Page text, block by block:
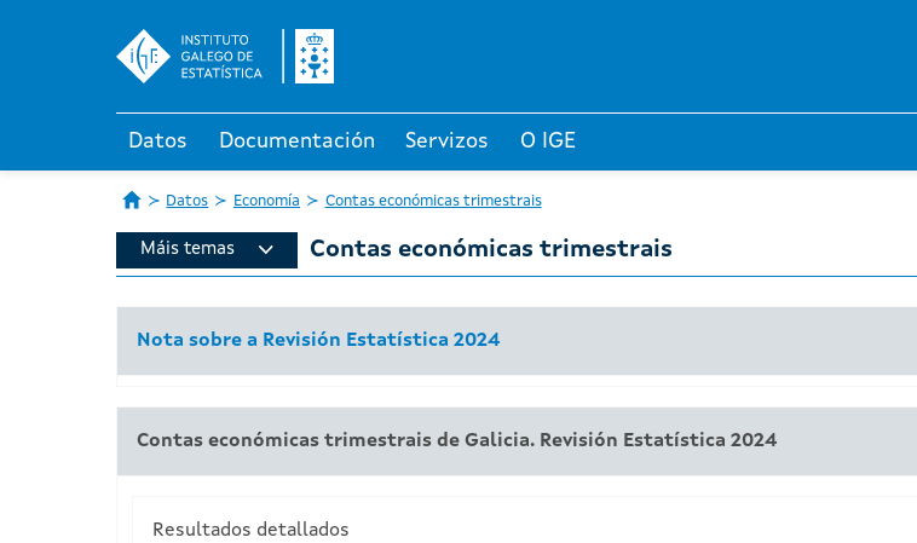
Datos Documentación Servizos O IGE
Datos Economía Contas económicas trimestrais
Máis temas Contas económicas trimestrais
Nota sobre a Revisión Estatística 2024
Contas económicas trimestrais de Galicia. Revisión Estatística 2024
Resultados detallados